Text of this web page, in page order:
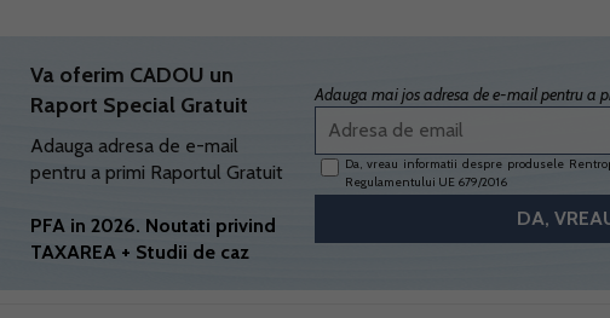
Va oferim CADOU un
Raport Special Gratuit
Adauga adresa de e-mail
pentru a primi Raportul Gratuit
PFA in 2026. Noutati privind
TAXAREA + Studii de caz
Adauga mai jos adresa de e-mail pentru a
Da, vreau informatii despre produsele
Regulamentului UE 679/2016